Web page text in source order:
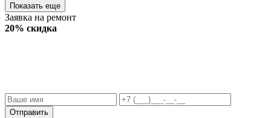
Показать еще
Заявка на ремонт
20% скидка
Отправить